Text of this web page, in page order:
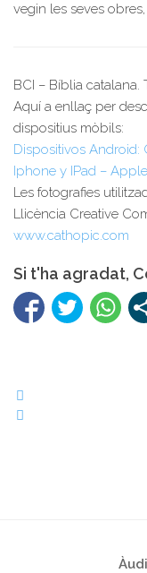
vegin les seves
BCI – Bíblia
Aquí a enllaç per
dispositius mòbils:
Dispositivos Android:
Iphone y IPad –
Les fotografies
Llicència Creative
www.cathopic.com
Si t'ha agradat,